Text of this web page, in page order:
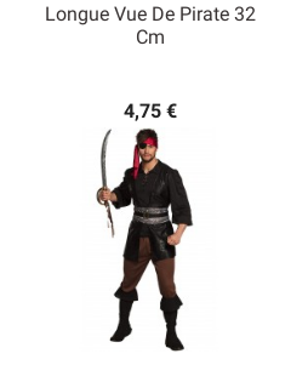
Longue Vue De Pirate 32
Cm
4,75 €